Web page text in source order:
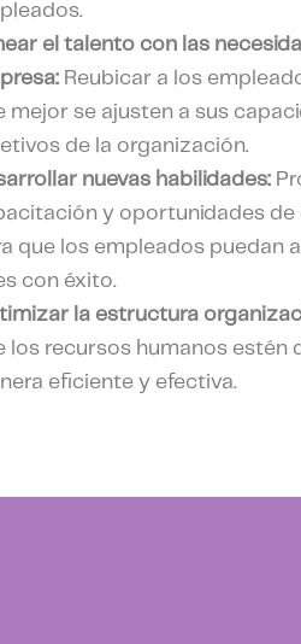
el talento con las
Reubicar a los
mejor se ajusten a sus
de la organización.
nuevas habilidades:
y oportunidades de
que los empleados puedan
con éxito.
la estructura
los recursos humanos estén
eficiente y efectiva.